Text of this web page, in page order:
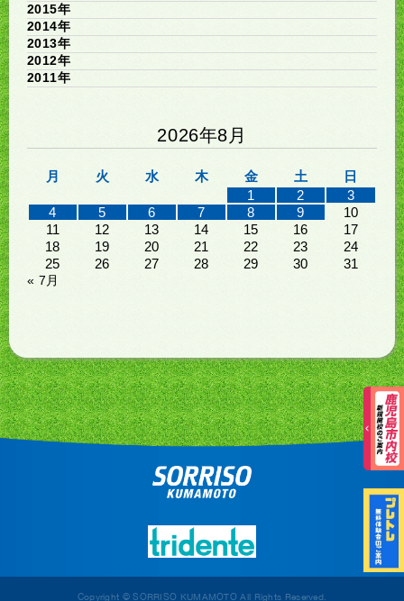
2015年
2014年
2013年
2012年
2011年
2026年8月
月 火 水 木 金 土
日
1
2
3
4
5 6 7 8 9
10
11
12 13 14 15 16
17
18
19 20 21 22 23
24
25
26 27 28 29 30 31
« 7月
Copyright © SORRISO KUMAMOTO All Rights Reserved.